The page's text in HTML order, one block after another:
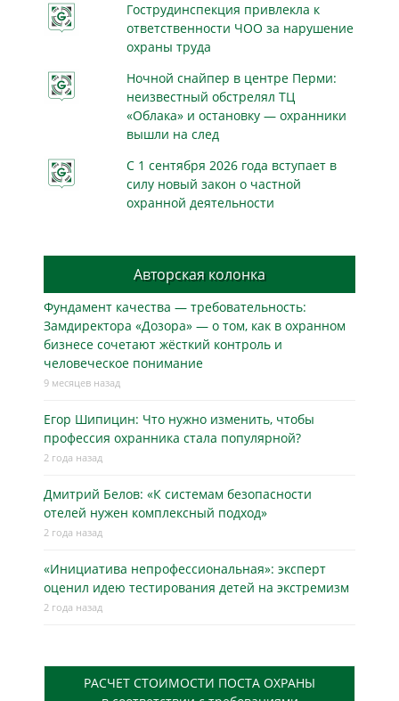
Гострудинспекция привлекла к
ответственности ЧОО за нарушение
охраны труда
Ночной снайпер в центре Перми:
неизвестный обстрелял ТЦ
«Облака» и остановку — охранники
вышли на след
С 1 сентября 2026 года вступает в
силу новый закон о частной
охранной деятельности
Авторская колонка
Фундамент качества — требовательность:
Замдиректора «Дозора» — о том, как в охранном
бизнесe сочетают жёсткий контроль и
человеческое понимание
9 месяцев назад
Егор Шипицин: Что нужно изменить, чтобы
профессия охранника стала популярной?
2 года назад
Дмитрий Белов: «К системам безопасности
отелей нужен комплексный подход»
2 года назад
«Инициатива непрофессиональная»: эксперт
оценил идею тестирования детей на экстремизм
2 года назад
РАСЧЕТ СТОИМОСТИ ПОСТА ОХРАНЫ